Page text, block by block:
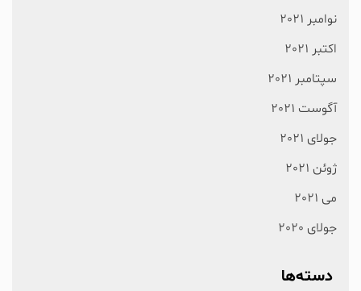
نوامبر 2021
اکتبر 2021
سپتامبر 2021
آگوست 2021
جولای 2021
ژوئن 2021
می 2021
جولای 2020
دسته‌ها